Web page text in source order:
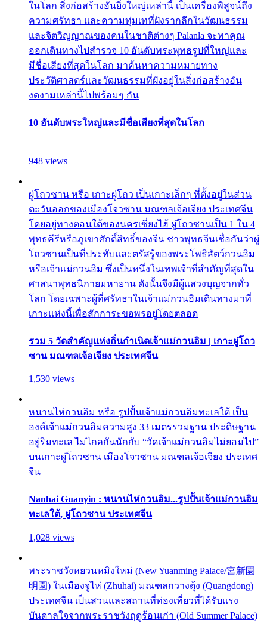
ในโลก สิ่งก่อสร้างอันยิ่งใหญ่เหล่านี้ เป็นเครื่องพิสูจน์ถึง
ความศรัทธา และความทุ่มเทที่ฝังรากลึกในวัฒนธรรม
และจิตวิญญาณของคนในชาติต่างๆ Palanla จะพาคุณ
ออกเดินทางไปสำรวจ 10 อันดับพระพุทธรูปที่ใหญ่และ
มีชื่อเสียงที่สุดในโลก มาค้นหาความหมายทาง
ประวัติศาสตร์และวัฒนธรรมที่ฝังอยู่ในสิ่งก่อสร้างอัน
งดงามเหล่านี้ไปพร้อมๆ กัน
10 อันดับพระใหญ่และมีชื่อเสียงที่สุดในโลก
948 views
ผู่โถวซาน หรือ เกาะผู่โถว เป็นเกาะเล็กๆ ที่ตั้งอยู่ในส่วน
ตะวันออกของเมืองโจวซาน มณฑลเจ้อเจียง ประเทศจีน
โดยอยู่ทางตอนใต้ของนครเซี่ยงไฮ้ ผู่โถวซานเป็น 1 ใน 4
พุทธคีรีหรือภูเขาศักดิ์สิทธิ์ของจีน ชาวพุทธจีนเชื่อกันว่าผู่
โถวซานเป็นที่ประทับและตรัสรู้ของพระโพธิสัตว์กวนอิม
หรือเจ้าแม่กวนอิม ซึ่งเป็นหนึ่งในเทพเจ้าที่สำคัญที่สุดใน
ศาสนาพุทธนิกายมหายาน ดังนั้นจึงมีผู้แสวงบุญจากทั่ว
โลก โดยเฉพาะผู้ที่ศรัทธาในเจ้าแม่กวนอิมเดินทางมาที่
เกาะแห่งนี้เพื่อสักการะขอพรอยู่โดยตลอด
รวม 5 วัดสำคัญแห่งถิ่นกำเนิดเจ้าแม่กวนอิม | เกาะผู่โถว
ซาน มณฑลเจ้อเจียง ประเทศจีน
1,530 views
หนานไห่กวนอิม หรือ รูปปั้นเจ้าแม่กวนอิมทะเลใต้ เป็น
องค์เจ้าแม่กวนอิมความสูง 33 เมตรรวมฐาน ประดิษฐาน
อยู่ริมทะเล ไม่ไกลกันนักกับ “วัดเจ้าแม่กวนอิมไม่ยอมไป”
บนเกาะผู่โถวซาน เมืองโจวซาน มณฑลเจ้อเจียง ประเทศ
จีน
Nanhai Guanyin : หนานไห่กวนอิม...รูปปั้นเจ้าแม่กวนอิม
ทะเลใต้, ผู่โถวซาน ประเทศจีน
1,028 views
พระราชวังหยวนหมิงใหม่ (New Yuanming Palace/宮新園
明園) ในเมืองจูไห่ (Zhuhai) มณฑลกวางตุ้ง (Quangdong)
ประเทศจีน เป็นสวนและสถานที่ท่องเที่ยวที่ได้รับแรง
บันดาลใจจากพระราชวังฤดูร้อนเก่า (Old Summer Palace)